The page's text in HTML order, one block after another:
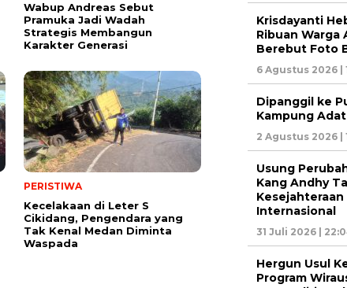
Wabup Andreas Sebut
Pramuka Jadi Wadah
Strategis Membangun
Karakter Generasi ‎
PERISTIWA
Kecelakaan di Leter S
Cikidang, Pengendara yang
Tak Kenal Medan Diminta
Waspada
Krisdayanti
Ribuan Warga
Berebut Foto
6 Agustus 2026 |
Dipanggil ke
Kampung
2 Agustus 2026 |
Usung
Kang Andhy
Internasional
31 Juli 2026 |
Hergun Usul
Program